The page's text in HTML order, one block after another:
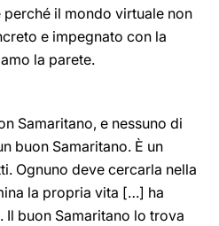
il mondo virtuale non
e impegnato con la
la parete.
Samaritano, e nessuno di
buon Samaritano. È un
Ognuno deve cercarla nella
la propria vita […] ha
Il buon Samaritano lo trova